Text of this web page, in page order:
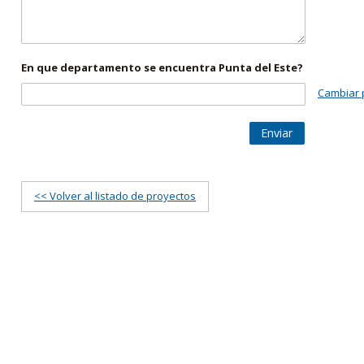
En que departamento se encuentra Punta del Este?
Cambiar
Enviar
<< Volver al listado de proyectos